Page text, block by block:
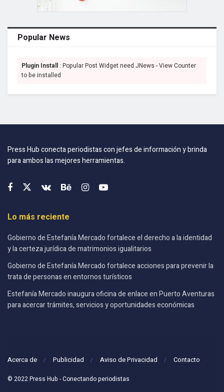
Popular News
Plugin Install : Popular Post Widget need JNews - View Counter
to be installed
Press Hub conecta periodistas con jefes de información y brinda
para ambos las mejores herramientas.
Lo más reciente
Gobierno de Estefanía Mercado fortalece el derecho a la identidad
y la certeza jurídica de matrimonios igualitarios
Gobierno de Estefanía Mercado fortalece acciones para prevenir la
trata de personas en entornos turísticos
Estefanía Mercado inaugura oficina de enlace en Puerto Aventuras
para acercar trámites, servicios y oportunidades económicas
Acerca de Publicidad Aviso de Privacidad Contacto
© 2022 Press Hub - Conectando periodistas